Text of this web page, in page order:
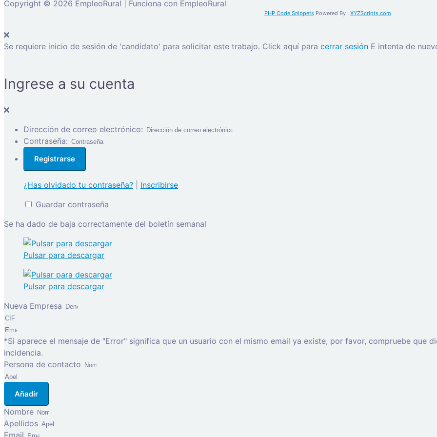
Copyright © 2026 EmpleoRural | Funciona con EmpleoRural
PHP Code Snippets Powered By : XYZScripts.com
Se requiere inicio de sesión de 'candidato' para solicitar este trabajo. Click aquí para cerrar sesión E intenta de
Ingrese a su cuenta
Dirección de correo electrónico:
Contraseña:
¿Has olvidado tu contraseña?
Inscribirse
Guardar contraseña
Se ha dado de baja correctamente del boletín semanal
Pulsar para descargar
Pulsar para descargar
Nueva Empresa
*Si aparece el mensaje de "Error" significa que un usuario con el mismo email ya existe, por favor, compruebe que
incidencia.
Persona de contacto
Añadir
Nombre
Apellidos